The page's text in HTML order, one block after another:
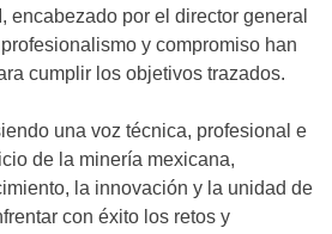
encabezado por el director general
y compromiso han
cumplir los objetivos trazados.
una voz técnica, profesional e
de la minería mexicana,
la innovación y la unidad de
con éxito los retos y